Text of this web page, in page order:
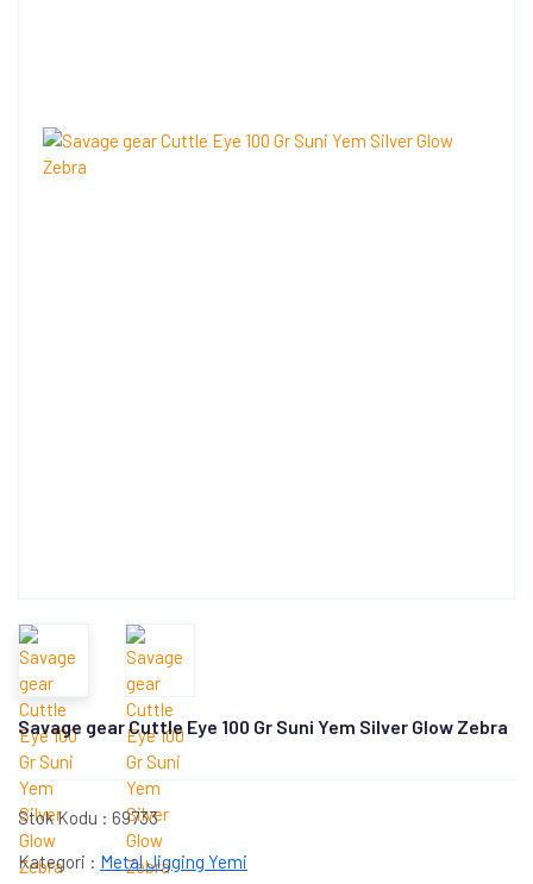
Savage gear Cuttle Eye 100 Gr Suni Yem Silver Glow Zebra
Stok Kodu : 69733
Kategori : Metal Jigging Yemi